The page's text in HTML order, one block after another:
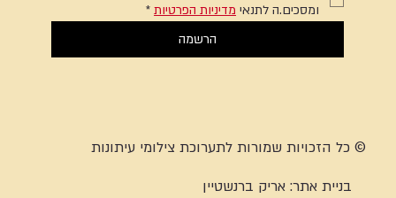
ומסכים.ה לתנאי מדיניות הפרטיות *
הרשמה
© כל הזכויות שמורות לתערוכת צילומי עיתונות
בניית אתר:אריק ברנשטיין